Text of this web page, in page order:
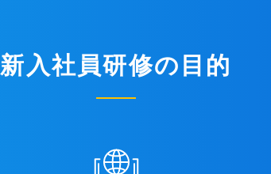
新入社員研修の目的